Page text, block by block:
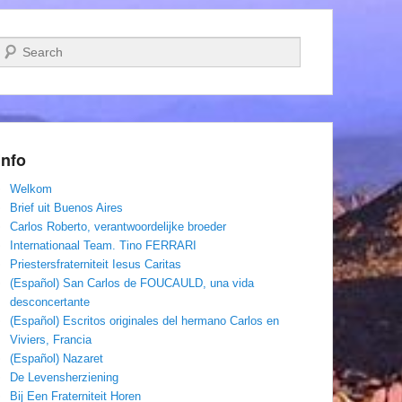
Zoeken
Welkom
Brief uit Buenos Aires
Carlos Roberto, verantwoordelijke broeder
Internationaal Team. Tino FERRARI
Priestersfraterniteit Iesus Caritas
(Español) San Carlos de FOUCAULD, una vida
desconcertante
(Español) Escritos originales del hermano Carlos en
Viviers, Francia
(Español) Nazaret
De Levensherziening
Bij Een Fraterniteit Horen